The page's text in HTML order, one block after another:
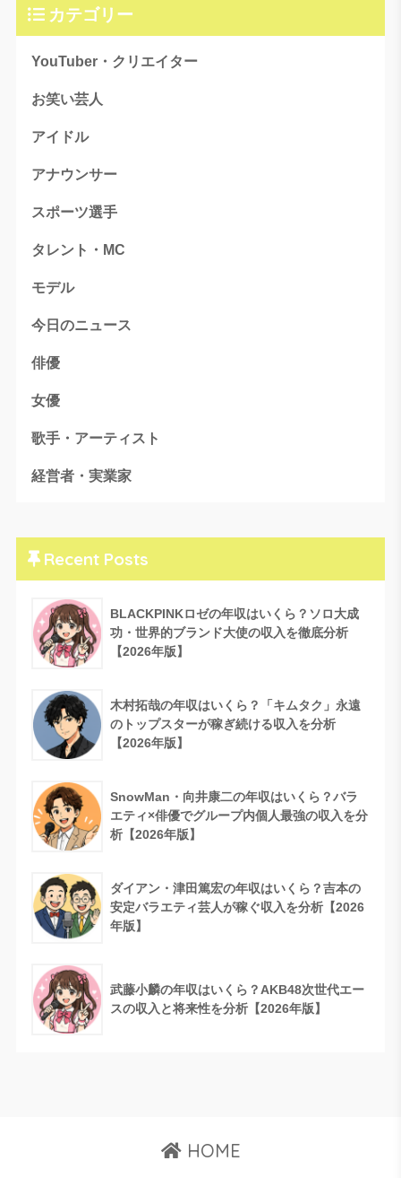
カテゴリー
YouTuber・クリエイター
お笑い芸人
アイドル
アナウンサー
スポーツ選手
タレント・MC
モデル
今日のニュース
俳優
女優
歌手・アーティスト
経営者・実業家
Recent Posts
BLACKPINKロゼの年収はいくら？ソロ大成
功・世界的ブランド大使の収入を徹底分析
【2026年版】
木村拓哉の年収はいくら？「キムタク」永遠
のトップスターが稼ぎ続ける収入を分析
【2026年版】
SnowMan・向井康二の年収はいくら？バラ
エティ×俳優でグループ内個人最強の収入を分
析【2026年版】
ダイアン・津田篤宏の年収はいくら？吉本の
安定バラエティ芸人が稼ぐ収入を分析【2026
年版】
武藤小麟の年収はいくら？AKB48次世代エー
スの収入と将来性を分析【2026年版】
HOME